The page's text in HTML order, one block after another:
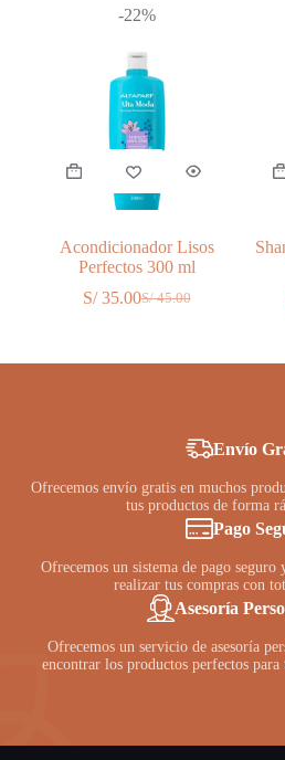
original
S/ 45.00.
actual
S/ 35.00.
-22%
Acondicionador Lisos
Perfectos 300 ml
S/45.00
El
era:
S/35.00El
es:
Envío
Ofrecemos envío gratis en muchos
tus productos de forma
Pago
Ofrecemos un sistema de pago seguro
realizar tus compras con
Asesoría
Ofrecemos un servicio de asesoría
encontrar los productos perfectos para